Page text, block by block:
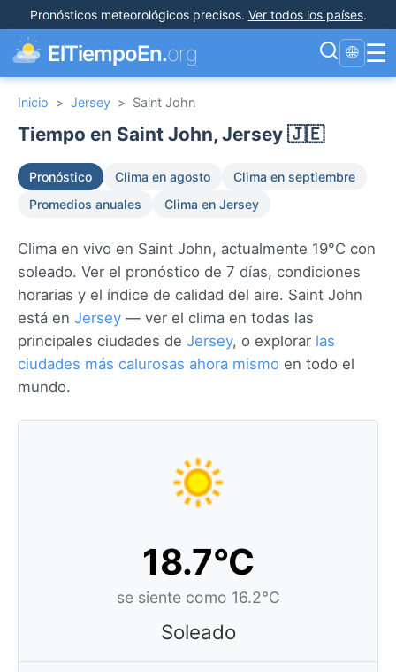
Pronósticos meteorológicos precisos. Ver todos los países.
ElTiempoEn.org 🌐 ☰
Inicio > Jersey > Saint John
Tiempo en Saint John, Jersey 🇯🇪
Pronóstico Clima en agosto
Clima en septiembre
Promedios anuales
Clima en Jersey
Clima en vivo en Saint John, actualmente 19°C con
soleado. Ver el pronóstico de 7 días, condiciones
horarias y el índice de calidad del aire. Saint John
está en Jersey — ver el clima en todas las
principales ciudades de Jersey, o explorar las
ciudades más calurosas ahora mismo en todo el
mundo.
18.7°C
se siente como 16.2°C
Soleado